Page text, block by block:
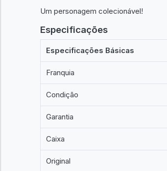
Um personagem colecionável!
Especificações
Especificações Básicas
Franquia
Condição
Garantia
Caixa
Original